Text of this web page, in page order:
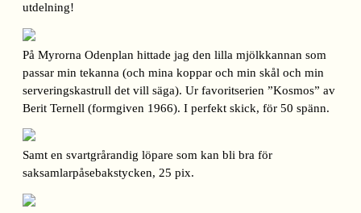
utdelning!
På Myrorna Odenplan hittade jag den lilla mjölkkannan som
passar min tekanna (och mina koppar och min skål och min
serveringskastrull det vill säga). Ur favoritserien ”Kosmos” av
Berit Ternell (formgiven 1966). I perfekt skick, för 50 spänn.
Samt en svartgrårandig löpare som kan bli bra för
saksamlarpåsebakstycken, 25 pix.